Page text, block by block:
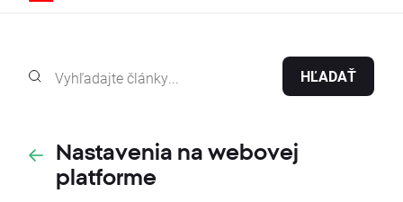
HĽADAŤ
Nastavenia na webovej
platforme